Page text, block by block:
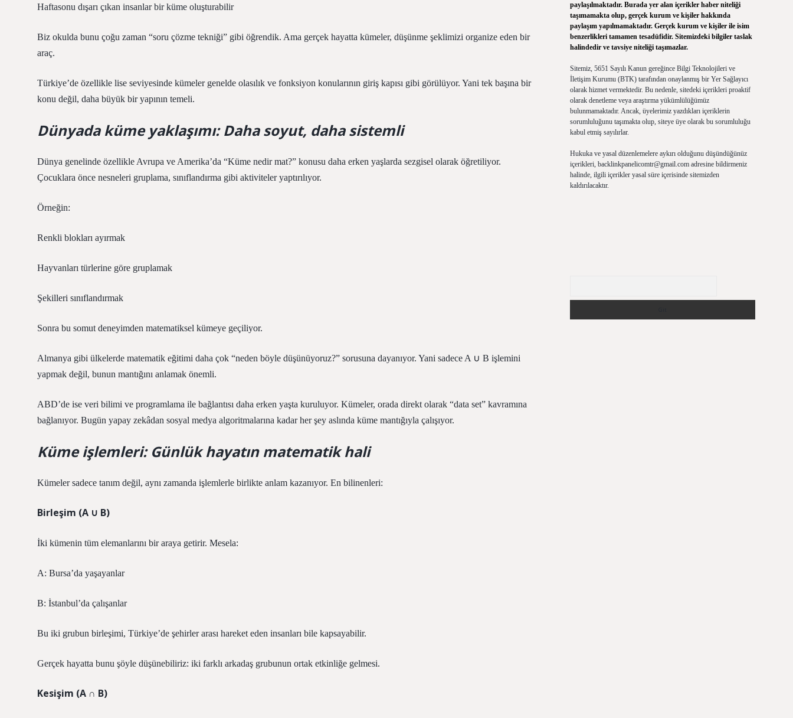
Haftasonu dışarı çıkan insanlar bir küme oluşturabilir
Biz okulda bunu çoğu zaman “soru çözme tekniği” gibi öğrendik. Ama gerçek hayatta kümeler, düşünme şeklimizi organize eden bir
araç.
Türkiye’de özellikle lise seviyesinde kümeler genelde olasılık ve fonksiyon konularının giriş kapısı gibi görülüyor. Yani tek başına bir
konu değil, daha büyük bir yapının temeli.
Dünyada küme yaklaşımı: Daha soyut, daha sistemli
Dünya genelinde özellikle Avrupa ve Amerika’da “Küme nedir mat?” konusu daha erken yaşlarda sezgisel olarak öğretiliyor.
Çocuklara önce nesneleri gruplama, sınıflandırma gibi aktiviteler yaptırılıyor.
Örneğin:
Renkli blokları ayırmak
Hayvanları türlerine göre gruplamak
Şekilleri sınıflandırmak
Sonra bu somut deneyimden matematiksel kümeye geçiliyor.
Almanya gibi ülkelerde matematik eğitimi daha çok “neden böyle düşünüyoruz?” sorusuna dayanıyor. Yani sadece A ∪ B işlemini
yapmak değil, bunun mantığını anlamak önemli.
ABD’de ise veri bilimi ve programlama ile bağlantısı daha erken yaşta kuruluyor. Kümeler, orada direkt olarak “data set” kavramına
bağlanıyor. Bugün yapay zekâdan sosyal medya algoritmalarına kadar her şey aslında küme mantığıyla çalışıyor.
Küme işlemleri: Günlük hayatın matematik hali
Kümeler sadece tanım değil, aynı zamanda işlemlerle birlikte anlam kazanıyor. En bilinenleri:
Birleşim (A ∪ B)
İki kümenin tüm elemanlarını bir araya getirir. Mesela:
A: Bursa’da yaşayanlar
B: İstanbul’da çalışanlar
Bu iki grubun birleşimi, Türkiye’de şehirler arası hareket eden insanları bile kapsayabilir.
Gerçek hayatta bunu şöyle düşünebiliriz: iki farklı arkadaş grubunun ortak etkinliğe gelmesi.
Kesişim (A ∩ B)
paylaşılmaktadır. Burada yer alan içerikler haber niteliği
taşımamakta olup, gerçek kurum ve kişiler hakkında
paylaşım yapılmamaktadır. Gerçek kurum ve kişiler ile isim
benzerlikleri tamamen tesadüfidir. Sitemizdeki bilgiler taslak
halindedir ve tavsiye niteliği taşımazlar.
Sitemiz, 5651 Sayılı Kanun gereğince Bilgi Teknolojileri ve
İletişim Kurumu (BTK) tarafından onaylanmış bir Yer Sağlayıcı
olarak hizmet vermektedir. Bu nedenle, sitedeki içerikleri proaktif
olarak denetleme veya araştırma yükümlülüğümüz
bulunmamaktadır. Ancak, üyelerimiz yazdıkları içeriklerin
sorumluluğunu taşımakta olup, siteye üye olarak bu sorumluluğu
kabul etmiş sayılırlar.
Hukuka ve yasal düzenlemelere aykırı olduğunu düşündüğünüz
içerikleri, backlinkpanelicomtr@gmail.comadresine bildirmeniz
halinde, ilgili içerikler yasal süre içerisinde sitemizden
kaldırılacaktır.